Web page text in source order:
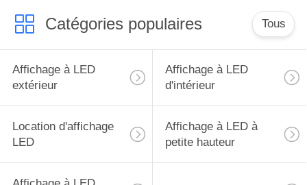
Catégories populaires Tous
Affichage à LED
extérieur
Affichage à LED
d'intérieur
Location d'affichage
LED
Affichage à LED à
petite hauteur